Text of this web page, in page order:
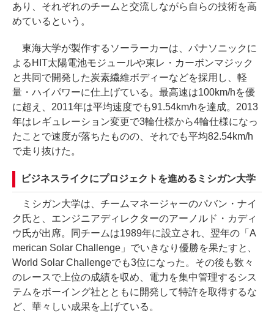
あり、それぞれのチームと交流しながら自らの技術を高
めているという。
東海大学が製作するソーラーカーは、パナソニックに
よるHIT太陽電池モジュールや東レ・カーボンマジック
と共同で開発した炭素繊維ボディーなどを採用し、軽
量・ハイパワーに仕上げている。最高速は100km/hを優
に超え、2011年は平均速度でも91.54km/hを達成。2013
年はレギュレーション変更で3輪仕様から4輪仕様になっ
たことで速度が落ちたものの、それでも平均82.54km/h
で走り抜けた。
ビジネスライクにプロジェクトを進めるミシガン大学
ミシガン大学は、チームマネージャーのパバン・ナイ
ク氏と、エンジニアディレクターのアーノルド・カディ
ウ氏が出席。同チームは1989年に設立され、翌年の「A
merican Solar Challenge」でいきなり優勝を果たすと、
World Solar Challengeでも3位になった。その後も数々
のレースで上位の成績を収め、電力を集中管理するシス
テムをボーイング社とともに開発して特許を取得するな
ど、華々しい成果を上げている。